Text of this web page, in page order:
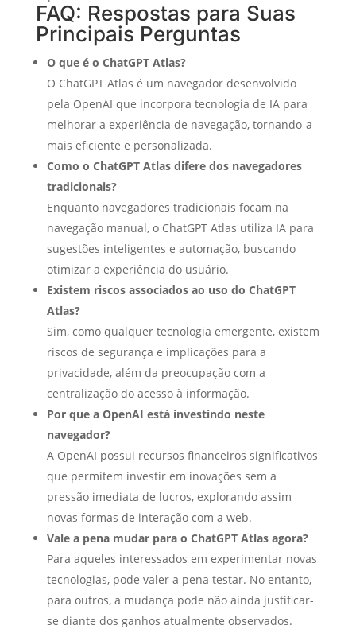
FAQ: Respostas para Suas
Principais Perguntas
O que é o ChatGPT Atlas?
O ChatGPT Atlas é um navegador desenvolvido
pela OpenAI que incorpora tecnologia de IA para
melhorar a experiência de navegação, tornando-a
mais eficiente e personalizada.
Como o ChatGPT Atlas difere dos navegadores
tradicionais?
Enquanto navegadores tradicionais focam na
navegação manual, o ChatGPT Atlas utiliza IA para
sugestões inteligentes e automação, buscando
otimizar a experiência do usuário.
Existem riscos associados ao uso do ChatGPT
Atlas?
Sim, como qualquer tecnologia emergente, existem
riscos de segurança e implicações para a
privacidade, além da preocupação com a
centralização do acesso à informação.
Por que a OpenAI está investindo neste
navegador?
A OpenAI possui recursos financeiros significativos
que permitem investir em inovações sem a
pressão imediata de lucros, explorando assim
novas formas de interação com a web.
Vale a pena mudar para o ChatGPT Atlas agora?
Para aqueles interessados em experimentar novas
tecnologias, pode valer a pena testar. No entanto,
para outros, a mudança pode não ainda justificar-
se diante dos ganhos atualmente observados.